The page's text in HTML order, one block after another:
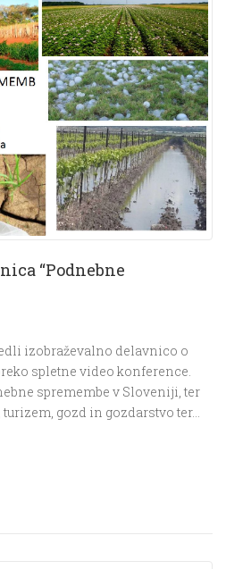
“Podnebne
izobraževalno delavnico o
spletne video konference.
spremembe v Sloveniji, ter
gozd in gozdarstvo ter…